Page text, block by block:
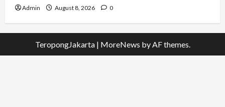
Admin August 8, 2026 0
TeropongJakarta | MoreNews by AF themes.